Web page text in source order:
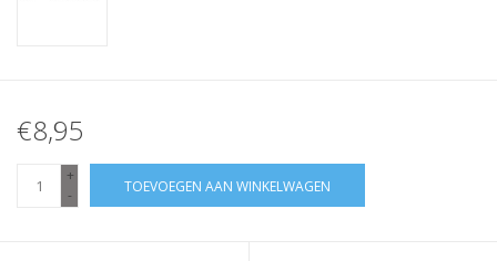
€8,95
+
-
TOEVOEGEN AAN WINKELWAGEN